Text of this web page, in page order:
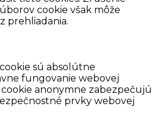
cookie však môže
prehliadania.
sú absolútne
fungovanie webovej
anonymne zabezpečujú
prvky webovej